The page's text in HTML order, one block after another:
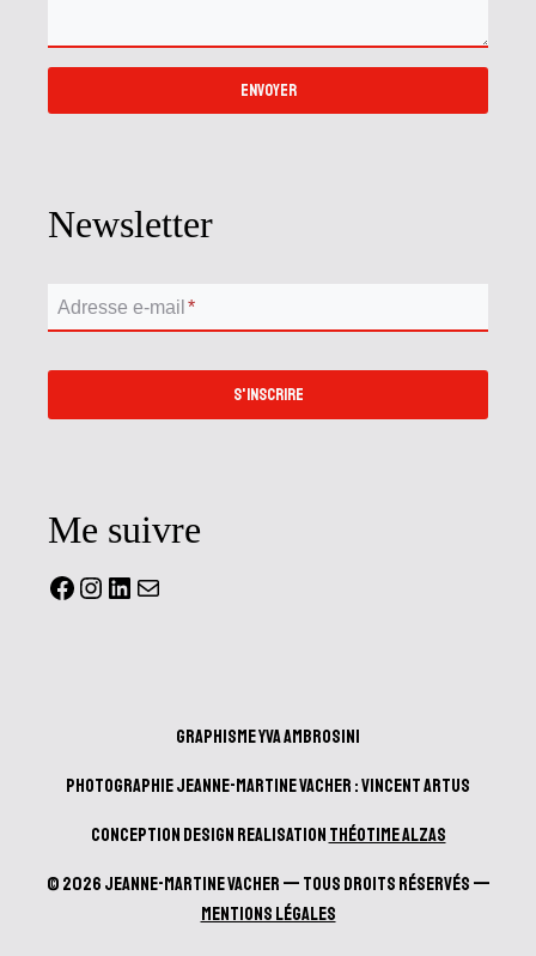
ENVOYER
Newsletter
Adresse e-mail *
S'INSCRIRE
Me suivre
Facebook
Instagram
LinkedIn
Mail
Graphisme Yva Ambrosini
Photographie Jeanne-Martine Vacher : Vincent Artus
Conception design realisation Théotime Alzas
© 2026 Jeanne-Martine Vacher — Tous droits réservés —
Mentions Légales